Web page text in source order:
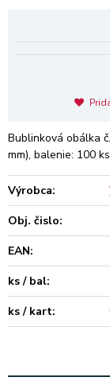
Bublinková obálka
mm), balenie: 100
Výrobca:
Obj. čislo:
EAN:
ks / bal:
ks / kart: